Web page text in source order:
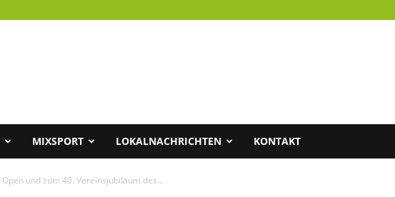
MIXSPORT LOKALNACHRICHTEN KONTAKT
und zum 40. Vereinsjubiläum des...